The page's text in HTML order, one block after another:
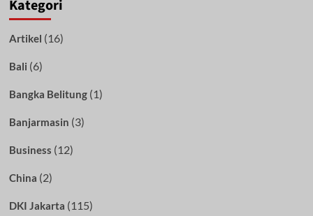
Kategori
Artikel (16)
Bali (6)
Bangka Belitung(1)
Banjarmasin (3)
Business (12)
China (2)
DKI Jakarta (115)